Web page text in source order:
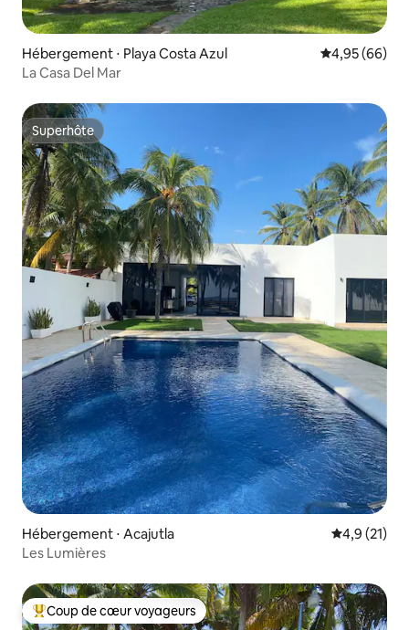
Hébergement ⋅ Playa Costa Azul Évaluation
4,95 (66)
La Casa Del Mar
Superhôte
Superhôte
Hébergement ⋅ Acajutla Évaluation
4,9 (21)
Les Lumières
Coups de cœur voyageurs les plus appréciés
Coup de cœur voyageurs